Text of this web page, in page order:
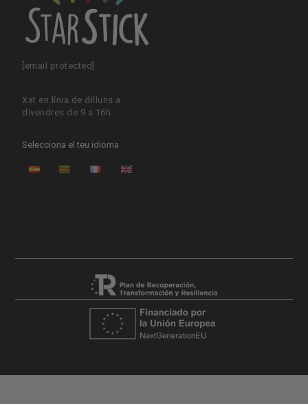
[email protected]
Xat en línia de dilluns a
divendres de 9 a 16h
Selecciona el teu idioma
ES CA FR